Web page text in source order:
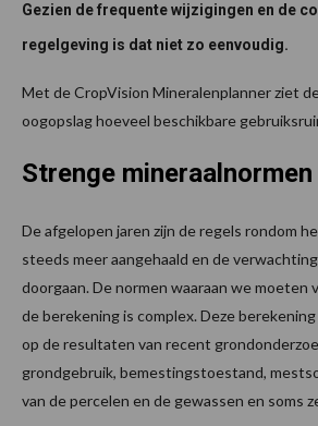
Gezien de frequente wijzigingen en de
regelgeving is dat niet zo eenvoudig.
Met de CropVision Mineralenplanner ziet
oogopslag hoeveel beschikbare
Strenge mineraalnormen
De afgelopen jaren zijn de regels rondom
steeds meer aangehaald en de
doorgaan. De normen waaraan we moeten
de berekening is complex. Deze
op de resultaten van recent
grondgebruik, bemestingstoestand,
van de percelen en de gewassen en soms